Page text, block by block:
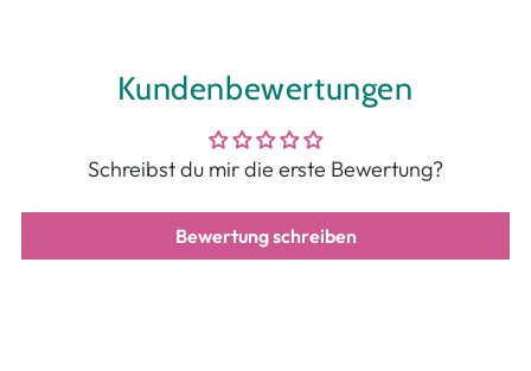
Kundenbewertungen
Schreibst du mir die erste Bewertung?
Bewertung schreiben